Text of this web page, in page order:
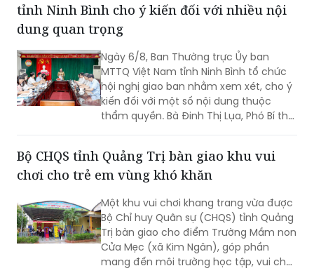
tỉnh Ninh Bình cho ý kiến đối với nhiều nội
dung quan trọng
Ngày 6/8, Ban Thường trực Ủy ban
MTTQ Việt Nam tỉnh Ninh Bình tổ chức
hội nghị giao ban nhằm xem xét, cho ý
kiến đối với một số nội dung thuộc
thẩm quyền. Bà Đinh Thị Lụa, Phó Bí thư
dự có các thành viên Ban Thường trực
Ủy ban MTTQ Việt Nam tỉnh.
Bộ CHQS tỉnh Quảng Trị bàn giao khu vui
chơi cho trẻ em vùng khó khăn
Một khu vui chơi khang trang vừa được
Bộ Chỉ huy Quân sự (CHQS) tỉnh Quảng
Trị bàn giao cho điểm Trường Mầm non
Cửa Mẹc (xã Kim Ngân), góp phần
mang đến môi trường học tập, vui chơi